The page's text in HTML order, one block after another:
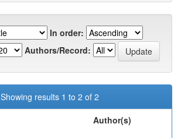
In order:
Authors/Record:
Showing results 1 to 2 of 2
Author(s)